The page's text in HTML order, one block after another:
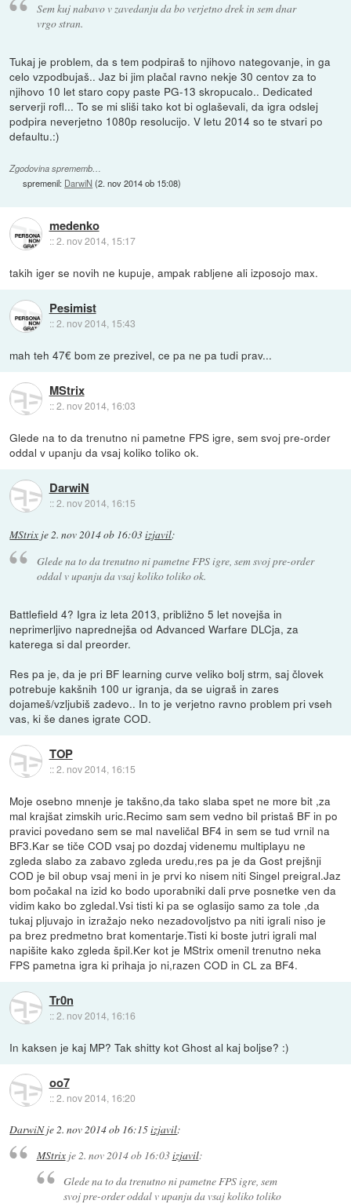
Sem kuj nabavo v zavedanju da bo verjetno drek in sem dnar
vrgo stran.
Tukaj je problem, da s tem podpiraš to njihovo nategovanje, in ga
celo vzpodbujaš.. Jaz bi jim plačal ravno nekje 30 centov za to
njihovo 10 let staro copy paste PG-13 skropucalo.. Dedicated
serverji rofl... To se mi sliši tako kot bi oglaševali, da igra odslej
podpira neverjetno 1080p resolucijo. V letu 2014 so te stvari po
defaultu.:)
Zgodovina sprememb…
spremenil: DarwiN (2. nov 2014 ob 15:08)
medenko
::2. nov 2014, 15:17
takih iger se novih ne kupuje, ampak rabljene ali izposojo max.
Pesimist
::2. nov 2014, 15:43
mah teh 47€ bom ze prezivel, ce pa ne pa tudi prav...
MStrix
::2. nov 2014, 16:03
Glede na to da trenutno ni pametne FPS igre, sem svoj pre-order
oddal v upanju da vsaj koliko toliko ok.
DarwiN
::2. nov 2014, 16:15
MStrix je2. nov 2014 ob 16:03izjavil:
Glede na to da trenutno ni pametne FPS igre, sem svoj pre-order
oddal v upanju da vsaj koliko toliko ok.
Battlefield 4? Igra iz leta 2013, približno 5 let novejša in
neprimerljivo naprednejša od Advanced Warfare DLCja, za
katerega si dal preorder.
Res pa je, da je pri BF learning curve veliko bolj strm, saj človek
potrebuje kakšnih 100 ur igranja, da se uigraš in zares
dojameš/vzljubiš zadevo.. In to je verjetno ravno problem pri vseh
vas, ki še danes igrate COD.
TOP
::2. nov 2014, 16:15
Moje osebno mnenje je takšno,da tako slaba spet ne more bit ,za
mal krajšat zimskih uric.Recimo sam sem vedno bil pristaš BF in po
pravici povedano sem se mal naveličal BF4 in sem se tud vrnil na
BF3.Kar se tiče COD vsaj po dozdaj videnemu multiplayu ne
zgleda slabo za zabavo zgleda uredu,res pa je da Gost prejšnji
COD je bil obup vsaj meni in je prvi ko nisem niti Singel preigral.Jaz
bom počakal na izid ko bodo uporabniki dali prve posnetke ven da
vidim kako bo zgledal.Vsi tisti ki pa se oglasijo samo za tole ,da
tukaj pljuvajo in izražajo neko nezadovoljstvo pa niti igrali niso je
pa brez predmetno brat komentarje.Tisti ki boste jutri igrali mal
napišite kako zgleda špil.Ker kot je MStrix omenil trenutno neka
FPS pametna igra ki prihaja jo ni,razen COD in CL za BF4.
Tr0n
::2. nov 2014, 16:16
In kaksen je kaj MP? Tak shitty kot Ghost al kaj boljse? :)
oo7
::2. nov 2014, 16:20
DarwiNje2. nov 2014 ob 16:15izjavil:
MStrixje2. nov 2014 ob 16:03izjavil:
Glede na to da trenutno ni pametne FPS igre, sem
svoj pre-order oddal v upanju da vsaj koliko toliko